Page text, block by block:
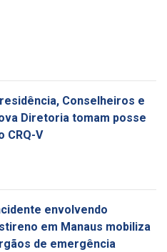
Conselheiros e
Diretoria tomam posse
CRQ-V
envolvendo
em Manaus mobiliza
de emergência